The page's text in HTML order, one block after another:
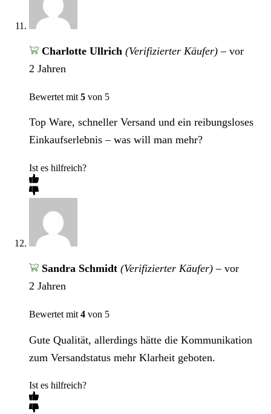
Charlotte Ullrich (Verifizierter Käufer) – vor
2 Jahren
Bewertet mit 5 von 5
Top Ware, schneller Versand und ein reibungsloses
Einkaufserlebnis – was will man mehr?
Ist es hilfreich?
Sandra Schmidt (Verifizierter Käufer) – vor
2 Jahren
Bewertet mit 4 von 5
Gute Qualität, allerdings hätte die Kommunikation
zum Versandstatus mehr Klarheit geboten.
Ist es hilfreich?